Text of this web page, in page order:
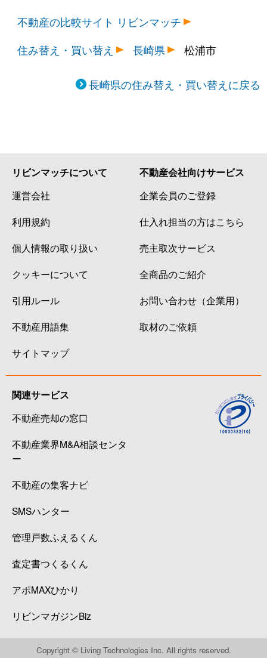
不動産の比較サイト リビンマッチ
住み替え・買い替え
長崎県 松浦市
長崎県の住み替え・買い替えに戻る
リビンマッチについて
運営会社
利用規約
個人情報の取り扱い
クッキーについて
引用ルール
不動産用語集
サイトマップ
不動産会社向けサービス
企業会員のご登録
仕入れ担当の方はこちら
売主取次サービス
全商品のご紹介
お問い合わせ（企業用）
取材のご依頼
関連サービス
不動産売却の窓口
不動産業界M&A相談センタ
ー
不動産の集客ナビ
SMSハンター
管理戸数ふえるくん
査定書つくるくん
アポMAXひかり
リビンマガジンBiz
Copyright © Living Technologies Inc. All rights reserved.